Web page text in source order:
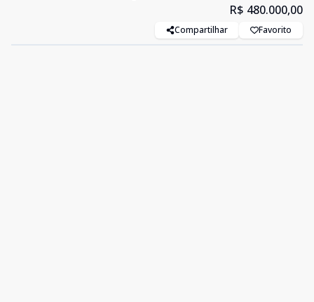
R$ 480.000,00
Compartilhar Favorito